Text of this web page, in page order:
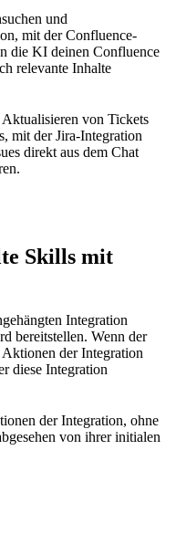
und
mit der Confluence-
die KI deinen Confluence
relevante Inhalte
von Tickets
mit der Jira-Integration
direkt aus dem Chat
Skills mit
Integration
bereitstellen. Wenn der
der Integration
diese Integration
der Integration, ohne
von ihrer initialen